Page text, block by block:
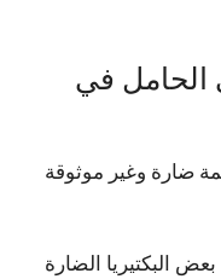
الحامل في
ضارة وغير موثوقة
البكتيريا الضارة